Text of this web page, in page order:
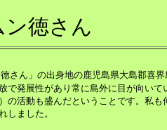
ン徳さん
徳さん」の出身地の鹿児島県大島郡喜界
で発展性があり常に島外に目が向い
の活動も盛んだということです。私
しました。